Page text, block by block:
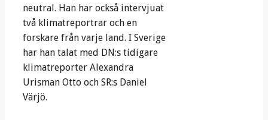
neutral. Han har också intervjuat
två klimatreportrar och en
forskare från varje land. I Sverige
har han talat med DN:s tidigare
klimatreporter Alexandra
Urisman Otto och SR:s Daniel
Värjö.